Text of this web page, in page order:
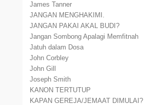
James Tanner
JANGAN MENGHAKIMI.
JANGAN PAKAI AKAL BUDI?
Jangan Sombong Apalagi Memfitnah
Jatuh dalam Dosa
John Corbley
John Gill
Joseph Smith
KANON TERTUTUP
KAPAN GEREJA/JEMAAT DIMULAI?